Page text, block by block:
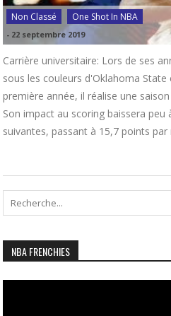
Non Classé One Shot In NBA
- 22 septembre 2019
Carrière universitaire: Lors de ses
sous les couleurs d'Oklahoma
première année, il réalise une
Son impact au scoring baissera peu
suivantes, passant à 15,7 points par
NBA FRENCHIES